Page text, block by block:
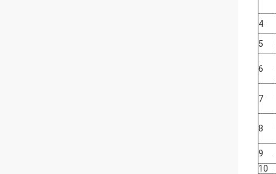
4
5
6
7
8
9
10